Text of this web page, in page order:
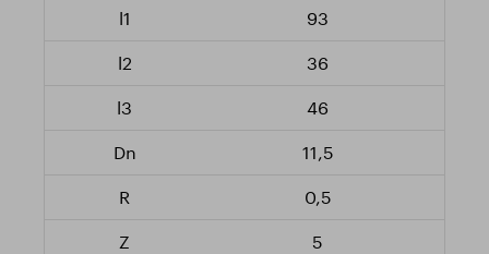
93
36
46
11,5
0,5
5